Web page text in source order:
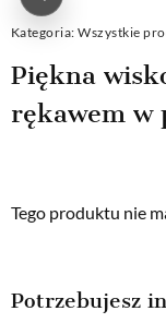
Kategoria: Wszystkie
Piękna
rękawem w
Tego produktu nie
Potrzebujesz